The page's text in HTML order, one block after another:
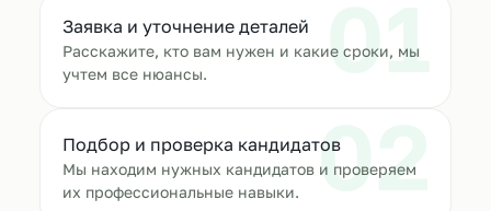
01
Заявка и уточнение деталей
Расскажите, кто вам нужен и какие сроки, мы
учтем все нюансы.
02
Подбор и проверка кандидатов
Мы находим нужных кандидатов и проверяем
их профессиональные навыки.